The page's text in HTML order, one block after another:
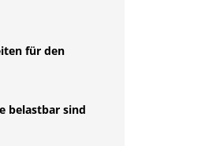
für den
belastbar sind